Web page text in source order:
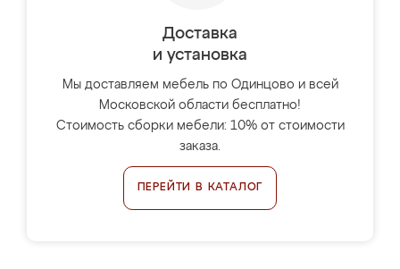
Доставка
и установка
Мы доставляем мебель по Одинцово и всей
Московской области бесплатно!
Стоимость сборки мебели: 10% от стоимости
заказа.
ПЕРЕЙТИ В КАТАЛОГ